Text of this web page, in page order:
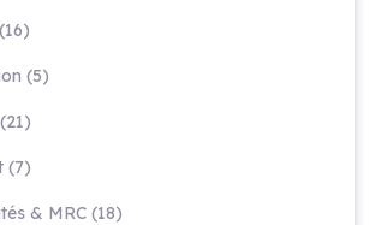
(5)
(7)
& MRC (18)